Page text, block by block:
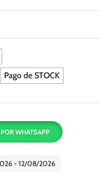
Pago de STOCK
WHATSAPP
- 12/08/2026